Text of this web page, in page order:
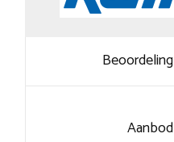
Beoordeling
Aanbod